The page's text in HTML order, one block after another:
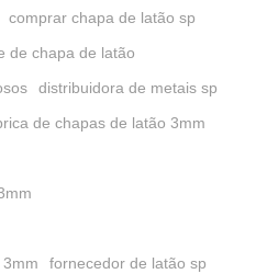
comprar chapa de latão sp
de chapa de latão
distribuidora de metais sp
de chapas de latão 3mm
fornecedor de latão sp